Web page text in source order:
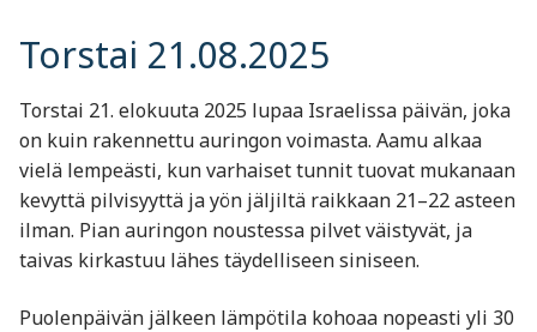
Torstai 21.08.2025
Torstai 21. elokuuta 2025 lupaa Israelissa päivän, joka
on kuin rakennettu auringon voimasta. Aamu alkaa
vielä lempeästi, kun varhaiset tunnit tuovat mukanaan
kevyttä pilvisyyttä ja yön jäljiltä raikkaan 21–22 asteen
ilman. Pian auringon noustessa pilvet väistyvät, ja
taivas kirkastuu lähes täydelliseen siniseen.
Puolenpäivän jälkeen lämpötila kohoaa nopeasti yli 30